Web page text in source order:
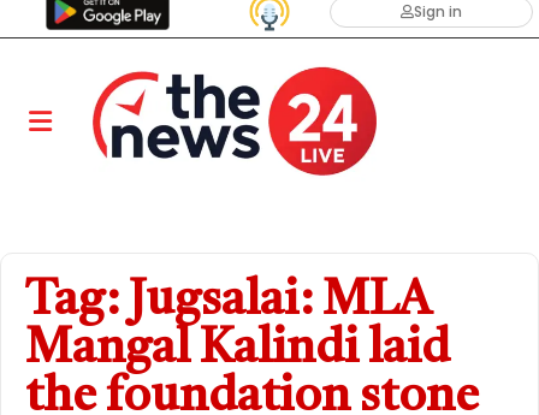
Sign in
Tag: Jugsalai: MLA
Mangal Kalindi laid
the foundation stone